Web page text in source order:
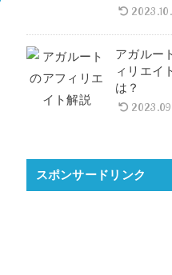
アガルー
ィリエイ
は？
スポンサードリンク